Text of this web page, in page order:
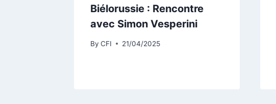
Biélorussie : Rencontre
avec Simon Vesperini
By CFI 21/04/2025